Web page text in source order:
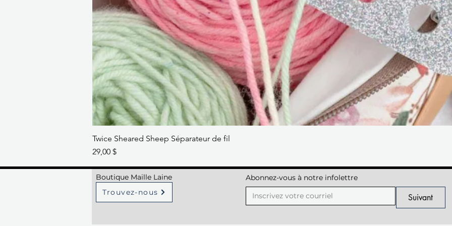
Twice Sheared Sheep Séparateur de fil
Prix
29,00 $
Boutique Maille Laine
Trouvez-nous
Abonnez-vous à notre infolettre
Suivant